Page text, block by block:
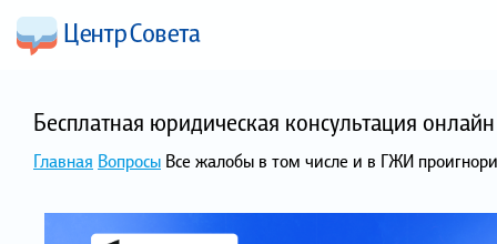
Бесплатная юридическая консультация
Главная Вопросы Все жалобы в том числе и в ГЖИ